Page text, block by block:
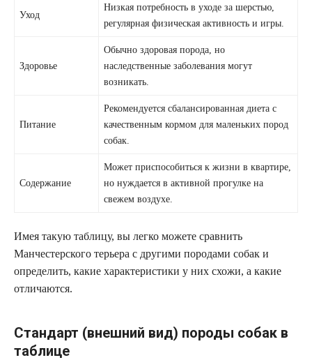
Уход
Низкая потребность в уходе за шерстью,
регулярная физическая активность и игры.
Здоровье
Обычно здоровая порода, но
наследственные заболевания могут
возникать.
Питание
Рекомендуется сбалансированная диета с
качественным кормом для маленьких пород
собак.
Содержание
Может приспособиться к жизни в квартире,
но нуждается в активной прогулке на
свежем воздухе.
Имея такую таблицу, вы легко можете сравнить
Манчестерского терьера с другими породами собак и
определить, какие характеристики у них схожи, а какие
отличаются.
Стандарт (внешний вид) породы собак в
таблице